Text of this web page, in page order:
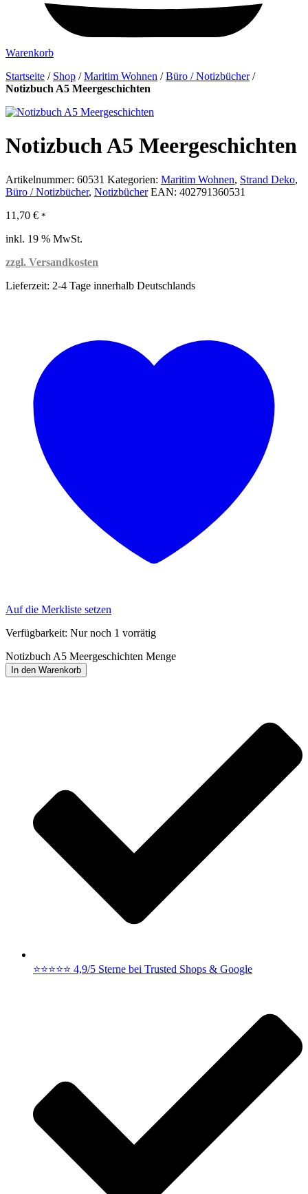
Warenkorb
Startseite / Shop /Maritim Wohnen /Büro / Notizbücher/
Notizbuch A5 Meergeschichten
Notizbuch A5 Meergeschichten
Artikelnummer: 60531 Kategorien: Maritim Wohnen, Strand Deko,
Büro / Notizbücher, Notizbücher EAN: 402791360531
11,70 € *
inkl. 19 % MwSt.
zzgl. Versandkosten
Lieferzeit: 2-4 Tage innerhalb Deutschlands
Auf die Merkliste setzen
Verfügbarkeit: Nur noch 1 vorrätig
Notizbuch A5 Meergeschichten Menge
In den Warenkorb
⭐⭐⭐⭐⭐ 4,9/5 Sterne bei Trusted Shops & Google